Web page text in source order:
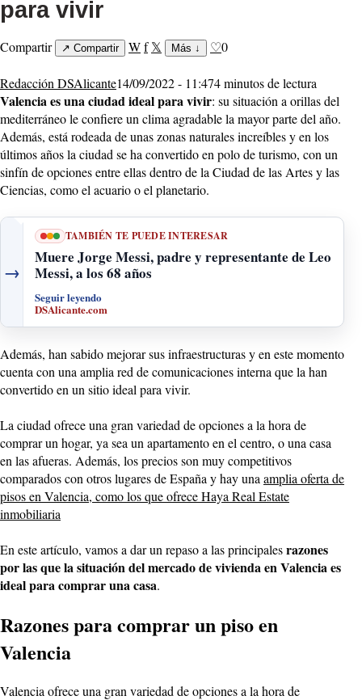
para vivir
Compartir ↗ Compartir Wf 𝕏 Más ↓ ♡0
Redacción DSAlicante14/09/2022 - 11:474 minutos de lectura
Valencia es una ciudad ideal para vivir: su situación a orillas del
mediterráneo le confiere un clima agradable la mayor parte del año.
Además, está rodeada de unas zonas naturales increíbles y en los
últimos años la ciudad se ha convertido en polo de turismo, con un
sinfín de opciones entre ellas dentro de la Ciudad de las Artes y las
Ciencias, como el acuario o el planetario.
→
TAMBIÉN TE PUEDE INTERESAR
Muere Jorge Messi, padre y representante de Leo
Messi, a los 68 años
Seguir leyendo
DSAlicante.com
Además, han sabido mejorar sus infraestructuras y en este momento
cuenta con una amplia red de comunicaciones interna que la han
convertido en un sitio ideal para vivir.
La ciudad ofrece una gran variedad de opciones a la hora de
comprar un hogar, ya sea un apartamento en el centro, o una casa
en las afueras. Además, los precios son muy competitivos
comparados con otros lugares de España y hay una amplia oferta de
pisos en Valencia, como los que ofrece Haya Real Estate
inmobiliaria
En este artículo, vamos a dar un repaso a las principalesrazones
por las que la situación del mercado de vivienda en Valencia es
ideal para comprar una casa.
Razones para comprar un piso en
Valencia
Valencia ofrece una gran variedad de opciones a la hora de